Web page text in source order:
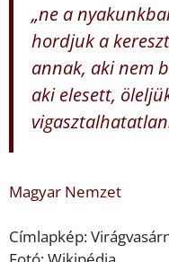
„ne a
hordjuk a
annak, aki nem
aki elesett,
Magyar Nemzet
Címlapkép: